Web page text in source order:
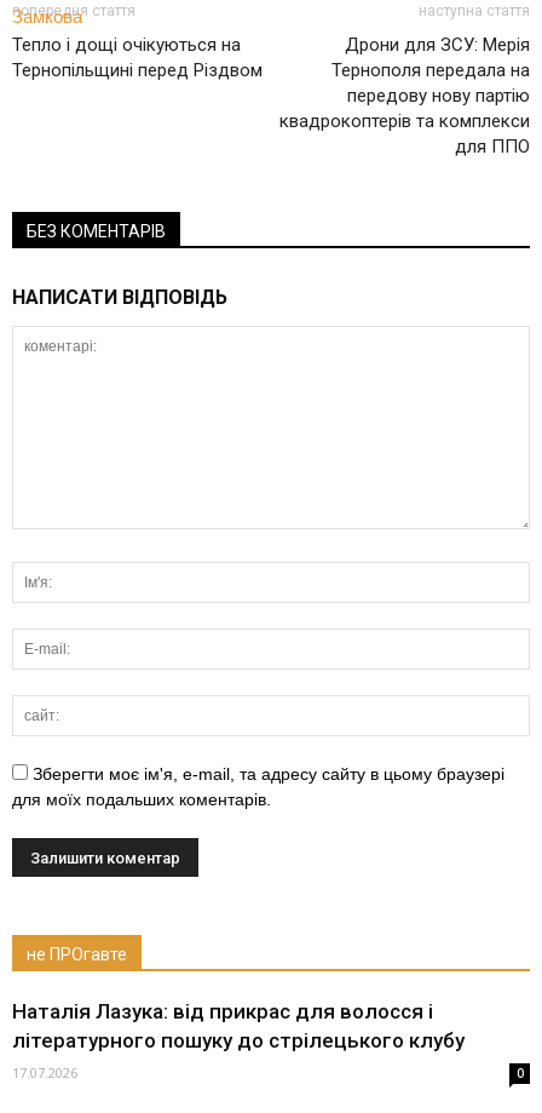
попередня стаття
Тепло і дощі очікуються на
Тернопільщині перед Різдвом
наступна стаття
Дрони для ЗСУ: Мерія
Тернополя передала на
передову нову партію
квадрокоптерів та комплекси
для ППО
БЕЗ КОМЕНТАРІВ
НАПИСАТИ ВІДПОВІДЬ
Зберегти моє ім'я, e-mail, та адресу сайту в цьому браузері
для моїх подальших коментарів.
не ПРОгавте
Наталія Лазука: від прикрас для волосся і
літературного пошуку до стрілецького клубу
17.07.2026 0